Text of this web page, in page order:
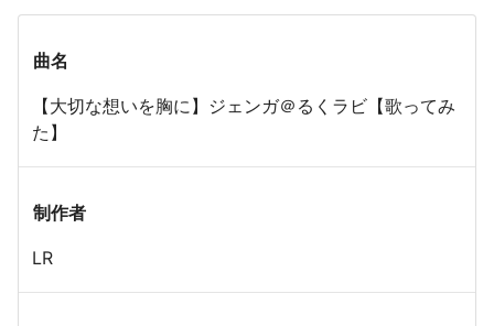
曲名
【大切な想いを胸に】ジェンガ＠るくラビ【歌ってみ
た】
制作者
LR